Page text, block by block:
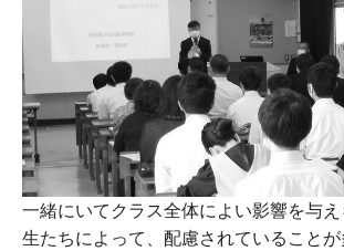
一緒にいてクラス全体によい影響を与
生たちによって、配慮されていることが